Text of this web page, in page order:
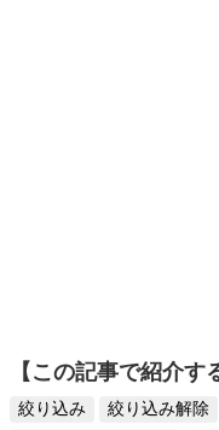
【この記事で紹介す
絞り込み
絞り込み解除